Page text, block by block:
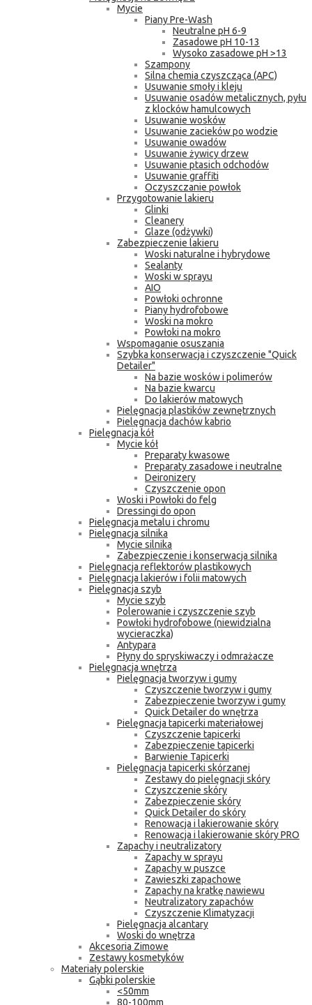
Mycie
Piany Pre-Wash
Neutralne pH 6-9
Zasadowe pH 10-13
Wysoko zasadowe pH >13
Szampony
Silna chemia czyszcząca (APC)
Usuwanie smoły i kleju
Usuwanie osadów metalicznych, pyłu
z klocków hamulcowych
Usuwanie wosków
Usuwanie zacieków po wodzie
Usuwanie owadów
Usuwanie żywicy drzew
Usuwanie ptasich odchodów
Usuwanie graffiti
Oczyszczanie powłok
Przygotowanie lakieru
Glinki
Cleanery
Glaze (odżywki)
Zabezpieczenie lakieru
Woski naturalne i hybrydowe
Sealanty
Woski w sprayu
AIO
Powłoki ochronne
Piany hydrofobowe
Woski na mokro
Powłoki na mokro
Wspomaganie osuszania
Szybka konserwacja i czyszczenie "Quick
Detailer"
Na bazie wosków i polimerów
Na bazie kwarcu
Do lakierów matowych
Pielęgnacja plastików zewnętrznych
Pielęgnacja dachów kabrio
Pielęgnacja kół
Mycie kół
Preparaty kwasowe
Preparaty zasadowe i neutralne
Deironizery
Czyszczenie opon
Woski i Powłoki do felg
Dressingi do opon
Pielęgnacja metalu i chromu
Pielęgnacja silnika
Mycie silnika
Zabezpieczenie i konserwacja silnika
Pielęgnacja reflektorów plastikowych
Pielęgnacja lakierów i folii matowych
Pielęgnacja szyb
Mycie szyb
Polerowanie i czyszczenie szyb
Powłoki hydrofobowe (niewidzialna
wycieraczka)
Antypara
Płyny do spryskiwaczy i odmrażacze
Pielęgnacja wnętrza
Pielęgnacja tworzyw i gumy
Czyszczenie tworzyw i gumy
Zabezpieczenie tworzyw i gumy
Quick Detailer do wnętrza
Pielęgnacja tapicerki materiałowej
Czyszczenie tapicerki
Zabezpieczenie tapicerki
Barwienie Tapicerki
Pielęgnacja tapicerki skórzanej
Zestawy do pielęgnacji skóry
Czyszczenie skóry
Zabezpieczenie skóry
Quick Detailer do skóry
Renowacja i lakierowanie skóry
Renowacja i lakierowanie skóry PRO
Zapachy i neutralizatory
Zapachy w sprayu
Zapachy w puszce
Zawieszki zapachowe
Zapachy na kratkę nawiewu
Neutralizatory zapachów
Czyszczenie Klimatyzacji
Pielęgnacja alcantary
Woski do wnętrza
Akcesoria Zimowe
Zestawy kosmetyków
Materiały polerskie
Gąbki polerskie
<50mm
80-100mm